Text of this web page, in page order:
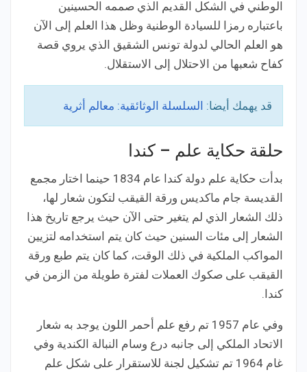
الوطني في الشكل القديم الذي صممه الحسينين
باعتباره رمزا للسيادة الوطنية وظل هذا العلم إلى الآن
هو العلم الحالي لدولة تونس الشقيق الذي يروي قصة
كفاح شعبها من الاحتلال إلى الاستقلال.
قد يهمك أيضا: السلسلة الوثائقية: معالم أثرية
حلقة حكاية علم – كندا
بدأت حكاية علم دولة كندا عام 1834 حينما اختار مجمع
القديسة جام ماكديس ورقة القيقب لتكون شعار لها،
ذلك الشعار الذي لم يتغير حتى الآن حيث يرجع تاريخ هذا
الشعار إلى مئات السنين حيث كان يتم استخدامه لتزيين
المواكب الملكية في ذلك الوقت، كما كان يتم طبع ورقة
القيقب على صكوك العملات لفترة طويلة من الزمن في
كندا.
وفي عام 1957 تم رفع علم أحمر اللون يوجد به شعار
الاتحاد الملكي إلى جانبه درع وسام النبالة الكندية وفي
غام 1964 تم تشكيل لجنة للاستقرار على شكل علم